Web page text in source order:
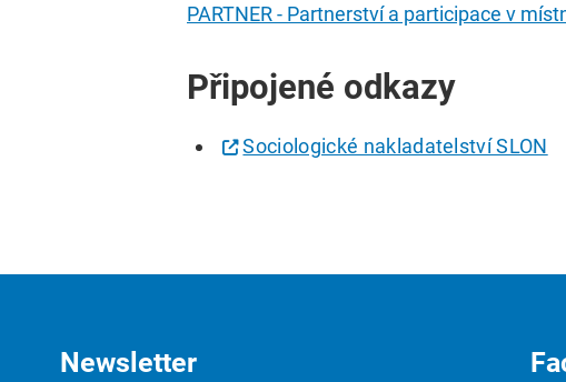
PARTNER - Partnerství a participace v
Připojené odkazy
Sociologické nakladatelství SLON
Newsletter